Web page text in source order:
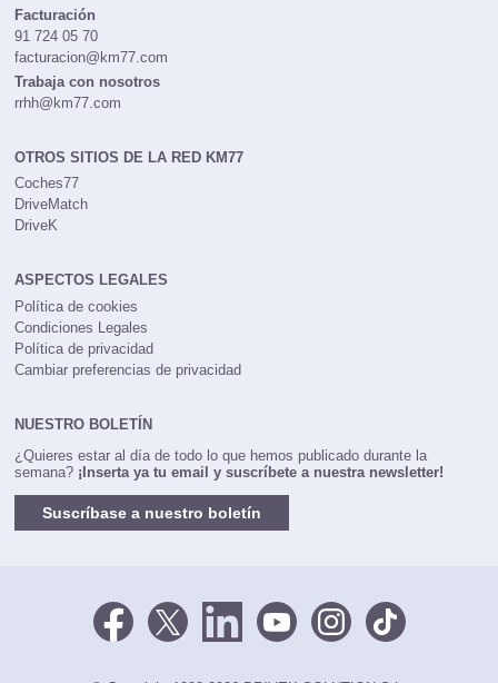
Facturación
91 724 05 70
facturacion@km77.com
Trabaja con nosotros
rrhh@km77.com
OTROS SITIOS DE LA RED KM77
Coches77
DriveMatch
DriveK
ASPECTOS LEGALES
Política de cookies
Condiciones Legales
Política de privacidad
Cambiar preferencias de privacidad
NUESTRO BOLETÍN
¿Quieres estar al día de todo lo que hemos publicado durante la
semana? ¡Inserta ya tu email y suscríbete a nuestra newsletter!
Suscríbase a nuestro boletín